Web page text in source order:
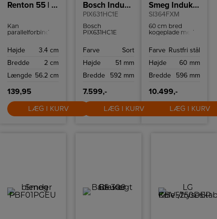
Renton 55 | Batten Light Fitting | White
Kan
parallelforbindes
Tilslutningsledning
Kontakt på
forlænges ved at
skinner
Højde
3.4 cm
Bredde
2 cm
Længde 56.2 cm
139,95
LÆG I KURV
Bosch Induktionskogeplade
PIX631HC1E
Bosch
PIX631HC1E
funktioner som
PowerBoost og
gør både
og slow cooking i
weekenden
nemmere og
sjovere at lave
mad.
Farve
Sort
Højde
51 mm
Bredde
592 mm
7.599,-
LÆG I KURV
Smeg Induktionskogeplade
SI364FXM
60 cm bred
kogeplade med
effektiv
Farve Rustfri stål
Højde
60 mm
Bredde
596 mm
10.499,-
LÆG I KURV